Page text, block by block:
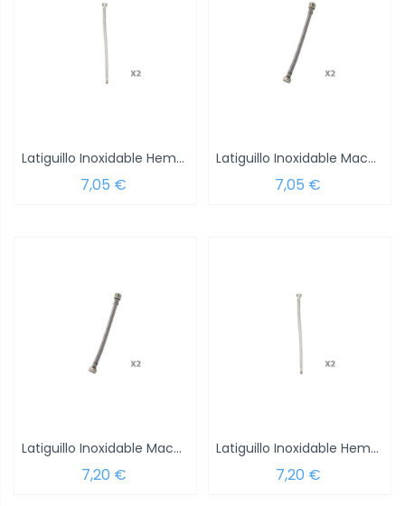
Latiguillo Inoxidable Hembra 3/8 - Hembra...
7,05 €
Latiguillo Inoxidable Macho 1/2 - Hembra...
7,05 €
Latiguillo Inoxidable Macho 1/2 - Hembra...
7,20 €
Latiguillo Inoxidable Hembra 3/8 - Hembra...
7,20 €